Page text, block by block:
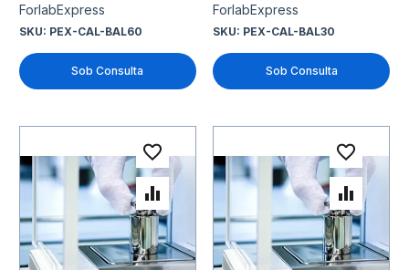
ForlabExpress
SKU: PEX-CAL-BAL60
Sob Consulta
ForlabExpress
SKU: PEX-CAL-BAL30
Sob Consulta
Adicionar à lista de
Adicionar para Comparar